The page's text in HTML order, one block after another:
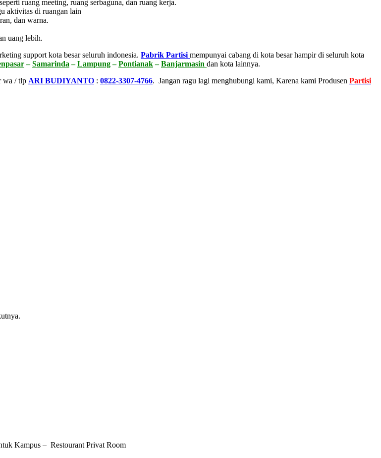
ruang meeting, ruang serbaguna, dan ruang kerja.
aktivitas di ruangan lain
dan warna.
uang lebih.
support kota besar seluruh indonesia. Pabrik Partisi mempunyai cabang di kota besar hampir di seluruh kota
–Samarinda –Lampung–Pontianak–Banjarmasin dan kota lainnya.
wa / tlp ARI BUDIYANTO : 0822-3307-4766. Jangan ragu lagi menghubungi kami, Karena kami Produsen Partisi
Kampus – Restourant Privat Room